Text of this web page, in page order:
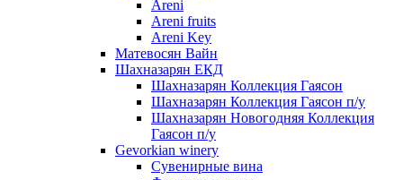
Areni
Areni fruits
Areni Key
Матевосян Вайн
Шахназарян ЕКД
Шахназарян Коллекция Гаясон
Шахназарян Коллекция Гаясон п/у
Шахназарян Новогодняя Коллекция
Гаясон п/у
Gevorkian winery
Сувенирные вина